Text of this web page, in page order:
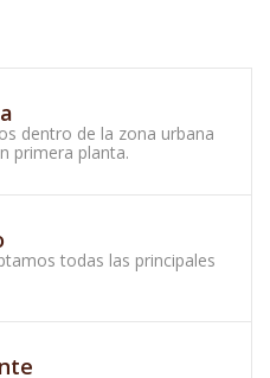
dentro de la zona urbana
primera planta.
todas las principales